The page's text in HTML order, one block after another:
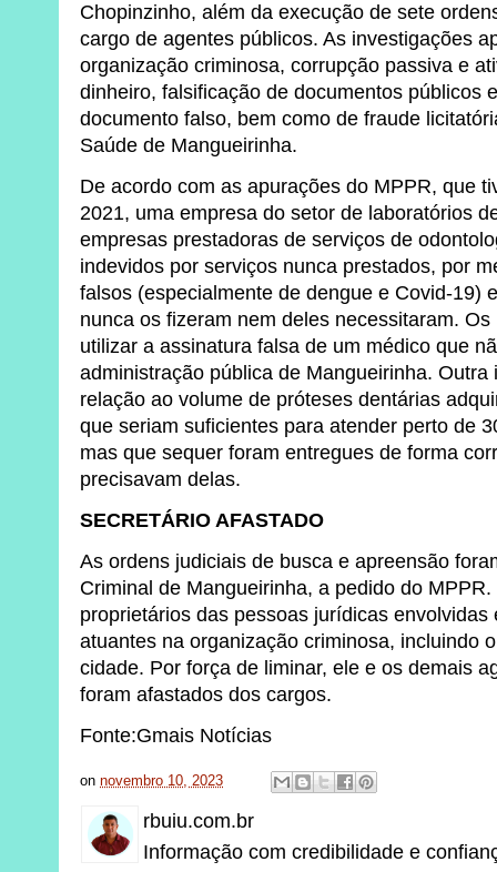
Chopinzinho, além da execução de sete
cargo de agentes públicos. As investigações
organização criminosa, corrupção passiva e
dinheiro, falsificação de documentos públicos
documento falso, bem como de fraude
Saúde de Mangueirinha.
De acordo com as apurações do MPPR, que
2021, uma empresa do setor de laboratórios
empresas prestadoras de serviços de
indevidos por serviços nunca prestados, por
falsos (especialmente de dengue e Covid-19)
nunca os fizeram nem deles necessitaram.
utilizar a assinatura falsa de um médico que
administração pública de Mangueirinha.
relação ao volume de próteses dentárias
que seriam suficientes para atender perto de
mas que sequer foram entregues de forma
precisavam delas.
SECRETÁRIO AFASTADO
As ordens judiciais de busca e apreensão
Criminal de Mangueirinha, a pedido do
proprietários das pessoas jurídicas
atuantes na organização criminosa, incluindo
cidade. Por força de liminar, ele e os demais
foram afastados dos cargos.
Fonte:Gmais Notícias
onnovembro 10, 2023
rbuiu.com.br
Informação com credibilidade e